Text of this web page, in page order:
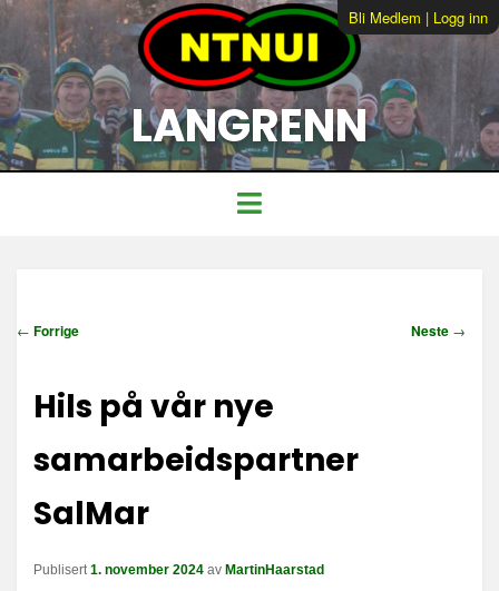
LANGRENN
Bli Medlem | Logg inn
I← Forrige Neste →
Hils på vår nye
samarbeidspartner
SalMar
Publisert1. november 2024 av MartinHaarstad